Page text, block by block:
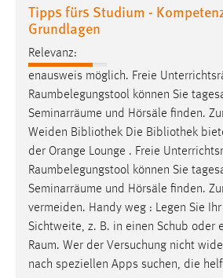
Tipps fürs Studium -
Grundlagen
Relevanz:
enausweis möglich. Freie
Raumbelegungstool können Sie
Seminarräume und Hörsäle finden.
Weiden Bibliothek Die Bibliothek
der Orange Lounge . Freie
Raumbelegungstool können Sie
Seminarräume und Hörsäle finden.
vermeiden. Handy weg : Legen Sie
Sichtweite, z. B. in einen Schub oder
Raum. Wer der Versuchung nicht
nach speziellen Apps suchen, die
Sprachpräferenz
Name:
site-language-preference
Zweck:
Das Cookie speichert die gewählte
Cookie Laufzeit:
30 Tage
Chat
Name:
MibewSessionID, MIBEW_UserID,